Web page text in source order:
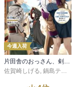
今週入荷
片田舎のおっさん、剣聖になる 11 ～ただの田舎の剣術師範だったのに、大成した弟子たちが俺を放ってくれない件～
佐賀崎しげる, 鍋島テツヒロ